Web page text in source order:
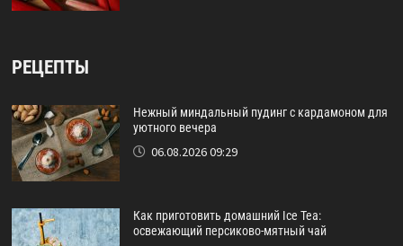
РЕЦЕПТЫ
Нежный миндальный пудинг с кардамоном для
уютного вечера
06.08.2026 09:29
Как приготовить домашний Ice Tea:
освежающий персиково-мятный чай